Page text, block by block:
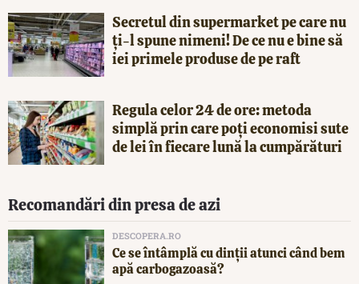
Secretul din supermarket pe care nu
ți-l spune nimeni! De ce nu e bine să
iei primele produse de pe raft
Regula celor 24 de ore: metoda
simplă prin care poți economisi sute
de lei în fiecare lună la cumpărături
Recomandări din presa de azi
DESCOPERA.RO
Ce se întâmplă cu dinții atunci când bem
apă carbogazoasă?